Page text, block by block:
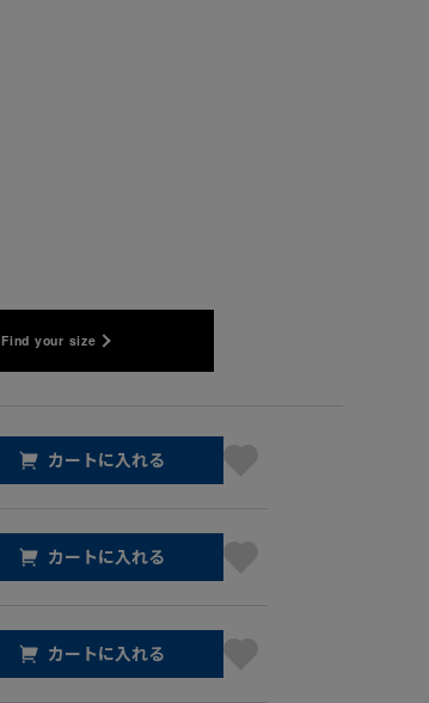
Find your size
カートに入れる
カートに入れる
カートに入れる